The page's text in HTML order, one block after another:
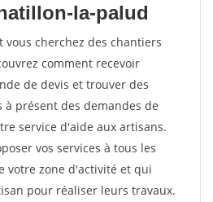
la-palud
vous cherchez des chantiers
comment recevoir
de devis et trouver des
à présent des demandes de
service d'aide aux artisans.
vos services à tous les
votre zone d'activité et qui
pour réaliser leurs travaux.